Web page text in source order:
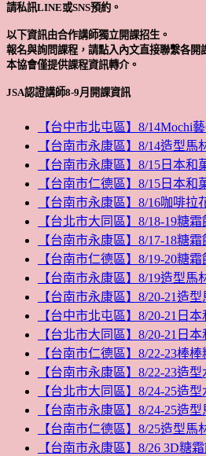
請私訊LINE或SNS預約。
以下資訊由合作講師獨立開課招生。
報名與詢問課程，請點入內文直接聯繫各開
本協會僅提供課程資訊轉介。
JSA認證講師8-9月開課資訊
【台中市北屯區】8/14Mochi
【台南市永康區】8/14造型馬
【台南市永康區】8/15日本和
【台南市仁德區】8/15日本和
【台南市永康區】8/16咖啡拉
【台北市大同區】8/18-19糖霜
【台南市永康區】8/17-18糖霜
【台南市仁德區】8/19-20糖霜
【台南市永康區】8/19造型馬
【台南市永康區】8/20-21造
【台中市北屯區】8/20-21日
【台北市大同區】8/20-21日
【台南市仁德區】8/22-23棒
【台南市永康區】8/22-23造
【台北市大同區】8/24-25造
【台南市永康區】8/24-25造
【台南市仁德區】8/25造型馬
【台南市永康區】8/26 3D糖